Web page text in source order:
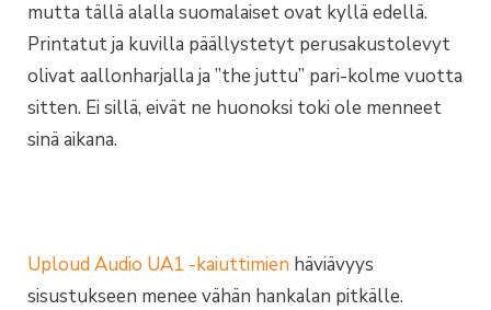
mutta tällä alalla suomalaiset ovat kyllä edellä.
Printatut ja kuvilla päällystetyt perusakustolevyt
olivat aallonharjalla ja ”the juttu” pari-kolme vuotta
sitten. Ei sillä, eivät ne huonoksi toki ole menneet
sinä aikana.
Uploud Audio UA1 -kaiuttimien häviävyys
sisustukseen menee vähän hankalan pitkälle.